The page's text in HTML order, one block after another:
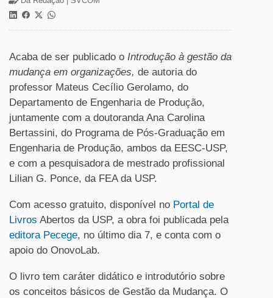
Acaba de ser publicado o Introdução à gestão da
mudança em organizações, de autoria do
professor Mateus Cecílio Gerolamo, do
Departamento de Engenharia de Produção,
juntamente com a doutoranda Ana Carolina
Bertassini, do Programa de Pós-Graduação em
Engenharia de Produção, ambos da EESC-USP,
e com a pesquisadora de mestrado profissional
Lilian G. Ponce, da FEA da USP.
Com acesso gratuito, disponível no Portal de
Livros Abertos da USP, a obra foi publicada pela
editora Pecege, no último dia 7, e conta com o
apoio do OnovoLab.
O livro tem caráter didático e introdutório sobre
os conceitos básicos de Gestão da Mudança. O